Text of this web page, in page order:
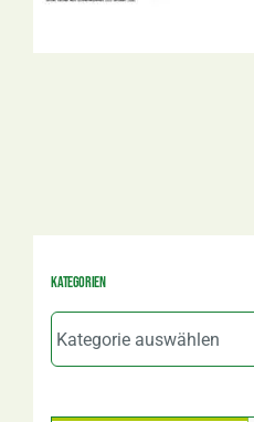
Kategorien
Kategorien